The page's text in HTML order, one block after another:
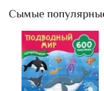
поликлинику и даже
Сымые